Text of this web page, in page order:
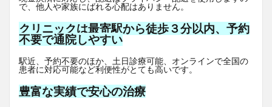
で、他人や家族にばれる心配はありません。
クリニックは最寄駅から徒歩３分以内、予約
不要で通院しやすい
駅近、予約不要のほか、土日診療可能、オンラインで全国の
患者に対応可能など利便性がとても高いです。
豊富な実績で安心の治療